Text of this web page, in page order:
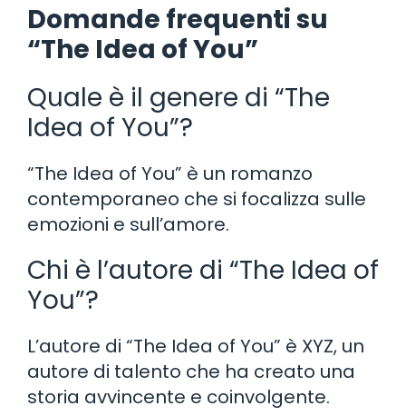
Domande frequenti su
“The Idea of You”
Quale è il genere di “The
Idea of You”?
“The Idea of You” è un romanzo
contemporaneo che si focalizza sulle
emozioni e sull’amore.
Chi è l’autore di “The Idea of
You”?
L’autore di “The Idea of You” è XYZ, un
autore di talento che ha creato una
storia avvincente e coinvolgente.